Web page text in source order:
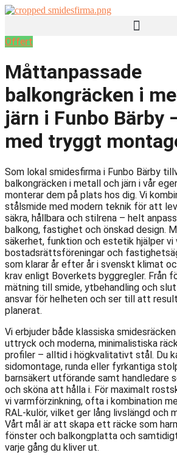
Skip
Offert
Måttanpassade
balkongräcken i
järn i Funbo Bärby
med tryggt
Som lokal smidesfirma i Funbo Bärby
balkongräcken i metall och järn i vår
monterar dem på plats hos dig. Vi
stålsmide med modern teknik för att
säkra, hållbara och stilrena – helt
balkong, fastighet och önskad design.
säkerhet, funktion och estetik hjälper vi
bostadsrättsföreningar och
som klarar år efter år i svenskt klimat
krav enligt Boverkets byggregler. Från
mätning till smide, ytbehandling och
ansvar för helheten och ser till att
planerat.
Vi erbjuder både klassiska
uttryck och moderna, minimalistiska
profiler – alltid i högkvalitativt stål. Du
sidomontage, runda eller fyrkantiga
barnsäkert utförande samt handledare
och sköna att hålla i. För maximalt
vi varmförzinkning, ofta i kombination
RAL-kulör, vilket ger lång livslängd och
Vårt mål är att skapa ett räcke som
fönster och balkongplatta och
varje gång du kliver ut.